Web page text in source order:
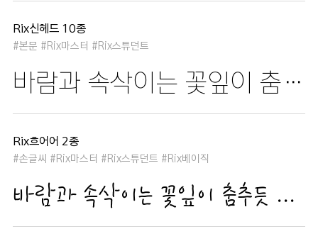
Rix신헤드 10종
#본문 #Rix마스터 #Rix스튜던트
바람과 속삭이는 꽃잎이 춤추듯 하늘을 날아 새처럼 꿈은 자유롭고 별빛처럼 빛나 새벽의 고요함 속에서 겨울 눈처럼 순수한 열정은 봄을 부른다
Rix흐어어 2종
#손글씨 #Rix마스터 #Rix스튜던트 #Rix베이직
바람과 속삭이는 꽃잎이 춤추듯 하늘을 날아 새처럼 꿈은 자유롭고 별빛처럼 빛나 새벽의 고요함 속에서 겨울 눈처럼 순수한 열정은 봄을 부른다